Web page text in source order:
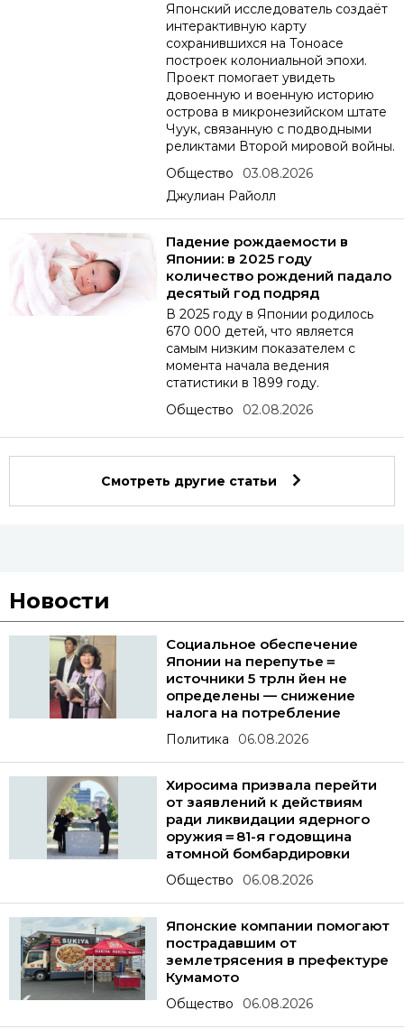
Японский исследователь создаёт
интерактивную карту
сохранившихся на Тоноасе
построек колониальной эпохи.
Проект помогает увидеть
довоенную и военную историю
острова в микронезийском штате
Чуук, связанную с подводными
реликтами Второй мировой войны.
Общество
03.08.2026
Джулиан Райолл
Падение рождаемости в
Японии: в 2025 году
количество рождений падало
десятый год подряд
В 2025 году в Японии родилось
670 000 детей, что является
самым низким показателем с
момента начала ведения
статистики в 1899 году.
Общество
02.08.2026
Смотреть другие статьи
Новости
Социальное обеспечение
Японии на перепутье＝
источники 5 трлн йен не
определены — снижение
налога на потребление
Политика 06.08.2026
Хиросима призвала перейти
от заявлений к действиям
ради ликвидации ядерного
оружия＝81-я годовщина
атомной бомбардировки
Общество 06.08.2026
Японские компании помогают
пострадавшим от
землетрясения в префектуре
Кумамото
Общество 06.08.2026